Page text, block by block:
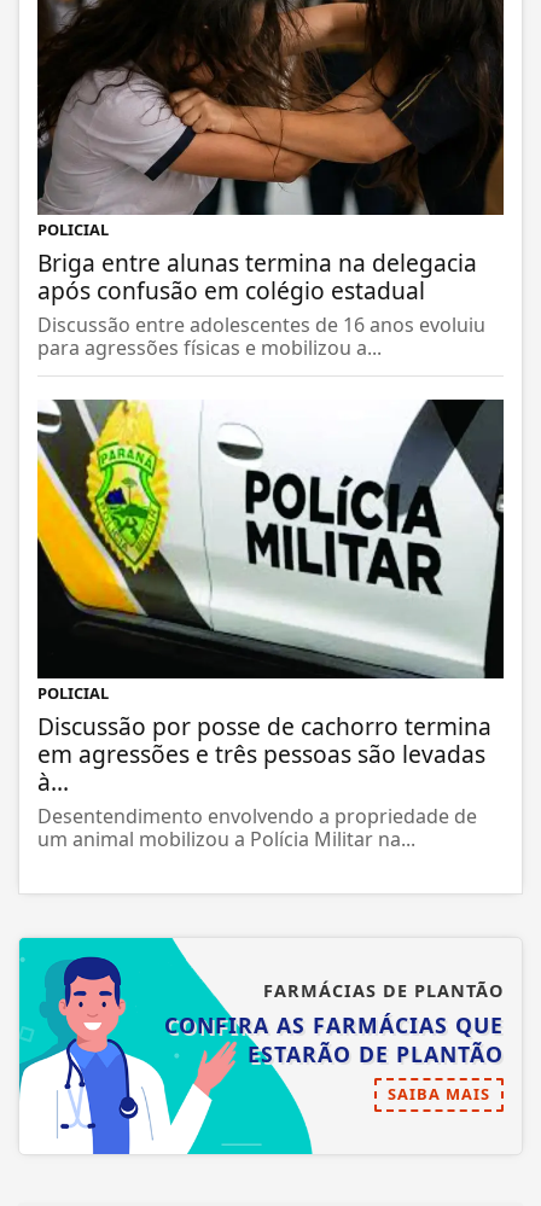
POLICIAL
Briga entre alunas termina na delegacia
após confusão em colégio estadual
Discussão entre adolescentes de 16 anos evoluiu
para agressões físicas e mobilizou a...
POLICIAL
Discussão por posse de cachorro termina
em agressões e três pessoas são levadas
à...
Desentendimento envolvendo a propriedade de
um animal mobilizou a Polícia Militar na...
FARMÁCIAS DE PLANTÃO
CONFIRA AS FARMÁCIAS QUE
ESTARÃO DE PLANTÃO
SAIBA MAIS